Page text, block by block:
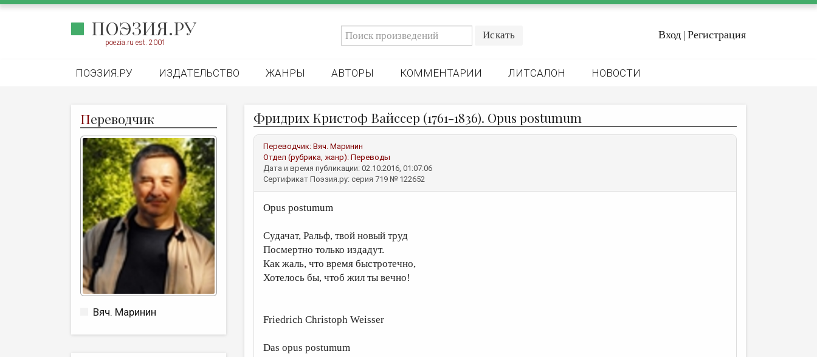
ПОЭЗИЯ.РУ
poezia.ru est. 2001
Вход | Регистрация
ПОЭЗИЯ.РУ ИЗДАТЕЛЬСТВО ЖАНРЫ АВТОРЫ КОММЕНТАРИИ ЛИТСАЛОН НОВОСТИ
Переводчик
Вяч. Маринин
Фридрих Кристоф Вайccер (1761-1836). Opus postumum
Переводчик: Вяч. Маринин
Отдел (рубрика, жанр): Переводы
Дата и время публикации: 02.10.2016, 01:07:06
Сертификат Поэзия.ру: серия 719 № 122652
Opus postumum
Судачат, Ральф, твой новый труд
Посмертно только издадут.
Как жаль, что время быстротечно,
Хотелось бы, чтоб жил ты вечно!
Friedrich Christoph Weisser
Das opus postumum